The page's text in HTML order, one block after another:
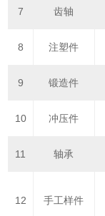
7 齿轴
8 注塑件
9 锻造件
10 冲压件
11 轴承
12 手工样件